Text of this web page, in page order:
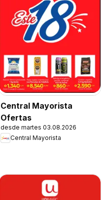
Central Mayorista
Ofertas
desde martes 03.08.2026
Central Mayorista